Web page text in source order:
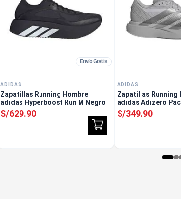
Envío Gratis
ADIDAS
Zapatillas Running Hombre
adidas Hyperboost Run M Negro
S/629.90
ADIDAS
Zapatillas Running
adidas Adizero
S/349.90